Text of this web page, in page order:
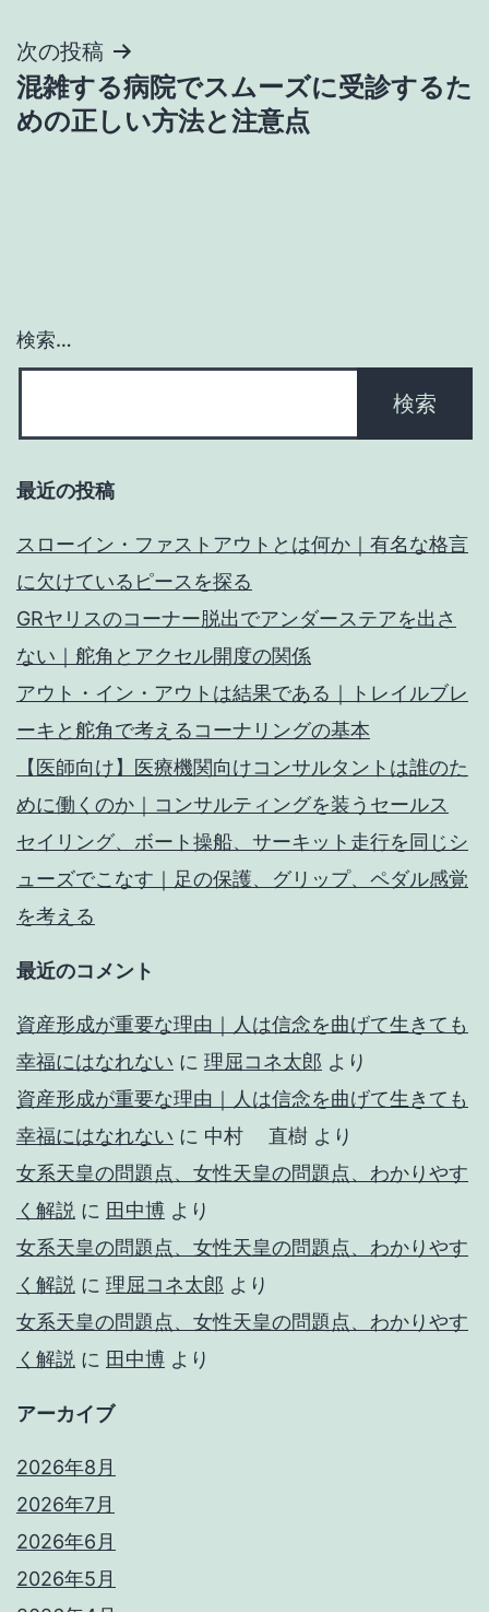
ビ
ゲ
ン
次の投稿
混雑する病院でスムーズに受診するた
めの正しい方法と注意点
検索…
最近の投稿
スローイン・ファストアウトとは何か｜有名な格言
に欠けているピースを探る
GRヤリスのコーナー脱出でアンダーステアを出さ
ない｜舵角とアクセル開度の関係
アウト・イン・アウトは結果である｜トレイルブレ
ーキと舵角で考えるコーナリングの基本
【医師向け】医療機関向けコンサルタントは誰のた
めに働くのか｜コンサルティングを装うセールス
セイリング、ボート操船、サーキット走行を同じシ
ューズでこなす｜足の保護、グリップ、ペダル感覚
を考える
最近のコメント
資産形成が重要な理由｜人は信念を曲げて生きても
幸福にはなれない に 理屈コネ太郎 より
資産形成が重要な理由｜人は信念を曲げて生きても
幸福にはなれない に 中村 直樹 より
女系天皇の問題点、女性天皇の問題点、わかりやす
く解説 に 田中博 より
女系天皇の問題点、女性天皇の問題点、わかりやす
く解説 に 理屈コネ太郎 より
女系天皇の問題点、女性天皇の問題点、わかりやす
く解説 に 田中博 より
アーカイブ
2026年8月
2026年7月
2026年6月
2026年5月